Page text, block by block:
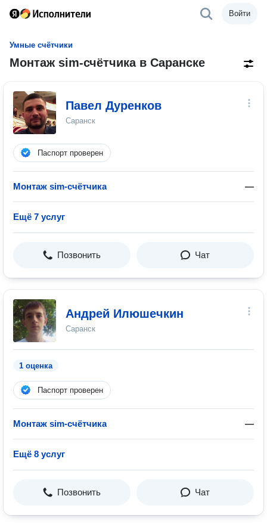
Войти
Умные счётчики
Монтаж sim-счётчика в Саранске
Павел Дуренков
Саранск
Паспорт проверен
Монтаж sim-счётчика —
Ещё 7 услуг
Позвонить Чат
Андрей Илюшечкин
Саранск
1 оценка
Паспорт проверен
Монтаж sim-счётчика —
Ещё 8 услуг
Позвонить Чат